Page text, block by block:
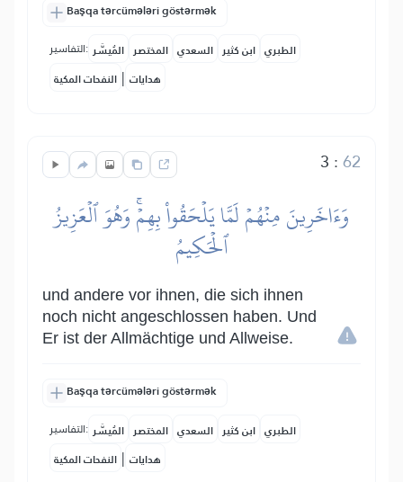
Başqa tərcümələri göstərmək
التفاسير: المُيسَّر المختصر السعدي ابن كثير الطبري
النفحات المكية | هدايات
3 :62
وَءَاخَرِينَ مِنۡهُمۡ لَمَّا يَلۡحَقُواْ بِهِمۡۚ وَهُوَ ٱلۡعَزِيزُ
ٱلۡحَكِيمُ
und andere vor ihnen, die sich ihnen
noch nicht angeschlossen haben. Und
Er ist der Allmächtige und Allweise.
Başqa tərcümələri göstərmək
التفاسير: المُيسَّر المختصر السعدي ابن كثير الطبري
النفحات المكية | هدايات